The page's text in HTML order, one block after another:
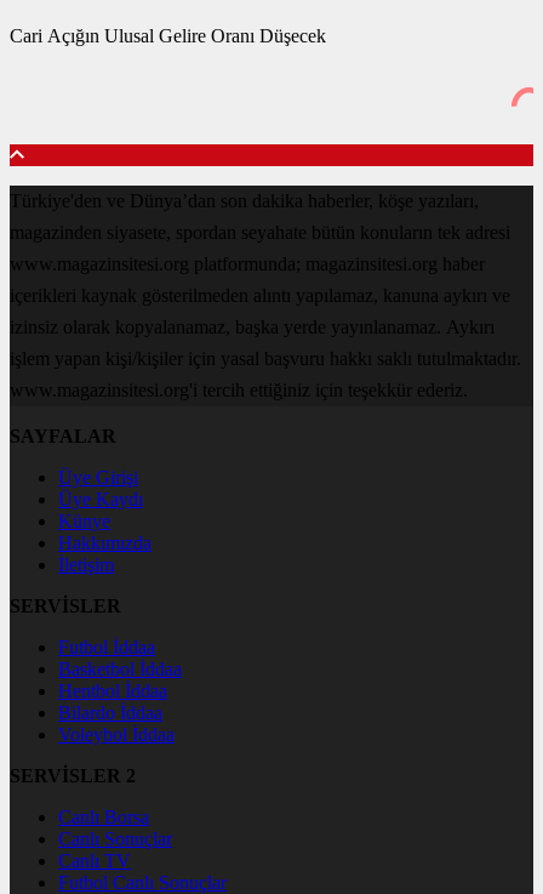
Cari Açığın Ulusal Gelire Oranı Düşecek
Türkiye'den ve Dünya’dan son dakika haberler, köşe yazıları,
magazinden siyasete, spordan seyahate bütün konuların tek adresi
www.magazinsitesi.org platformunda; magazinsitesi.org haber
içerikleri kaynak gösterilmeden alıntı yapılamaz, kanuna aykırı ve
izinsiz olarak kopyalanamaz, başka yerde yayınlanamaz. Aykırı
işlem yapan kişi/kişiler için yasal başvuru hakkı saklı tutulmaktadır.
www.magazinsitesi.org'i tercih ettiğiniz için teşekkür ederiz.
SAYFALAR
Üye Girişi
Üye Kaydı
Künye
Hakkımızda
İletişim
SERVİSLER
Futbol İddaa
Basketbol İddaa
Hentbol İddaa
Bilardo İddaa
Voleybol İddaa
SERVİSLER 2
Canlı Borsa
Canlı Sonuçlar
Canlı TV
Futbol Canlı Sonuçlar